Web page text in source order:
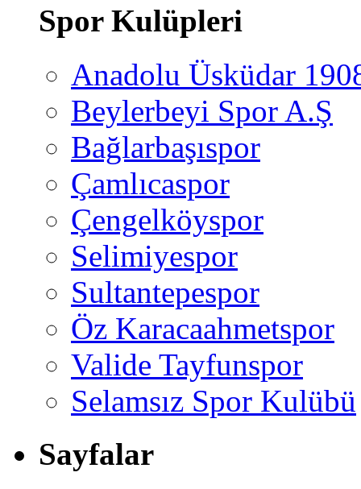
Spor Kulüpleri
Anadolu Üsküdar
Beylerbeyi Spor A.Ş
Bağlarbaşıspor
Çamlıcaspor
Çengelköyspor
Selimiyespor
Sultantepespor
Öz Karacaahmetspor
Valide Tayfunspor
Selamsız Spor Kulübü
Sayfalar